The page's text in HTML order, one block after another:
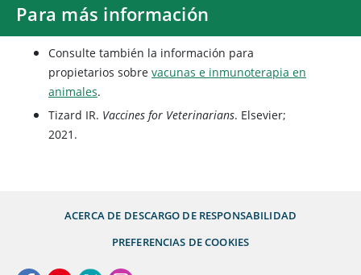
Para más información
Consulte también la información para
propietarios sobre vacunas e inmunoterapia en
animales.
Tizard IR. Vaccines for Veterinarians. Elsevier;
2021.
ACERCA DE DESCARGO DE RESPONSABILIDAD
PREFERENCIAS DE COOKIES